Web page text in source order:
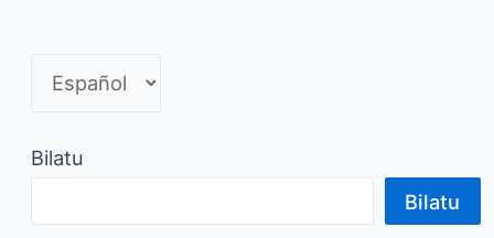
Bilatu
Bilatu